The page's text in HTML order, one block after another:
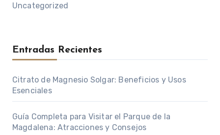
Uncategorized
Entradas Recientes
Citrato de Magnesio Solgar: Beneficios y Usos
Esenciales
Guía Completa para Visitar el Parque de la
Magdalena: Atracciones y Consejos